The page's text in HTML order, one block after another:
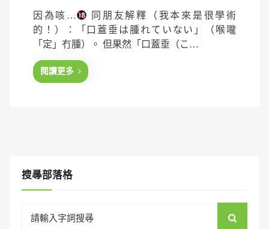
s
e
d
因為咳…
同朋友解釋（我本來是很學術
的！）：「口蓋垂は腫れていない」（喉嚨
「定」冇腫）。 但果然「口蓋垂（こ…
閱讀更多
搜㝷部落格
for: